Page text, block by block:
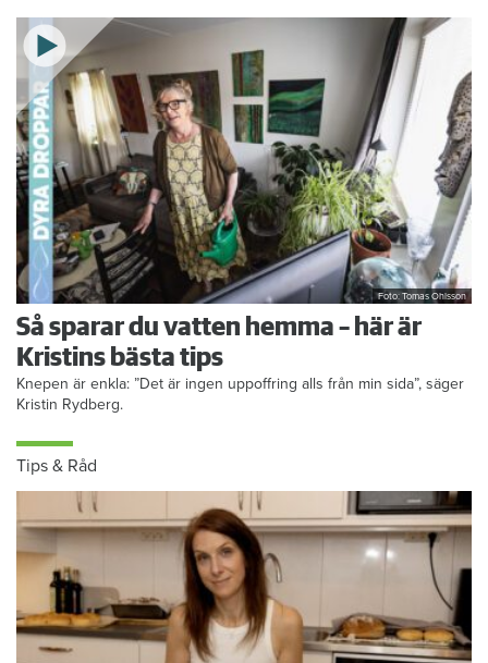
Foto: Tomas Ohlsson
Så sparar du vatten hemma – här är
Kristins bästa tips
Knepen är enkla: ”Det är ingen uppoffring alls från min sida”, säger
Kristin Rydberg.
Tips & Råd